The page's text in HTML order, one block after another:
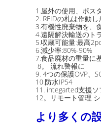
1.屋外の使用、ポス
2. RFIDの札は作動し
3.有機性廃棄物を、
4.遠隔解決輸送のト
5.収蔵可能量:最高
6.減少率:80%-90%
7.食品廃材の重量に
8。 流れ警報に
9. 4つの保護OVP、
10.防水IP54
11. integarted支援ソ
12。リモート管理
より多くの